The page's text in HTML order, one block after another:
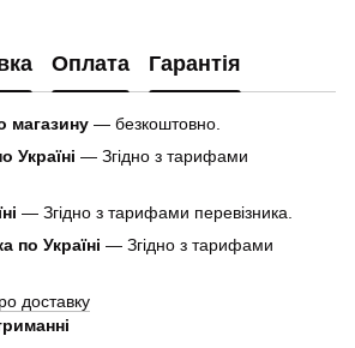
Оплата Гарантія
магазину — безкоштовно.
— Згідно з тарифами
— Згідно з тарифами перевізника.
по Україні — Згідно з тарифами
доставку